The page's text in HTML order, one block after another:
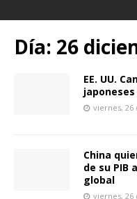
Día: 26
EE. UU.
japoneses
viernes, 26
China
de su PIB
global
viernes, 26